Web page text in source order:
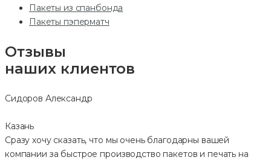
Пакеты из спанбонда
Пакеты пэперматч
Отзывы
наших клиентов
Сидоров Александр
Казань
Сразу хочу сказать, что мы очень благодарны вашей
компании за быстрое производство пакетов и печать на